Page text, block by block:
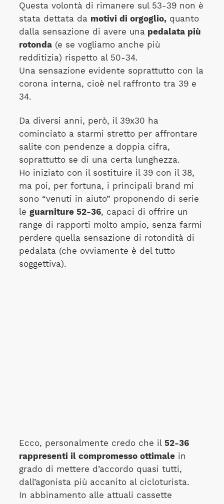
Questa volontà di rimanere sul 53-39 non è
stata dettata da motivi di orgoglio,quanto
dalla sensazione di avere una pedalata più
rotonda(e se vogliamo anche più
redditizia) rispetto al 50-34.
Una sensazione evidente soprattutto con la
corona interna, cioè nel raffronto tra 39 e
34.
Da diversi anni, però, il 39x30 ha
cominciato a starmi stretto per affrontare
salite con pendenze a doppia cifra,
soprattutto se di una certa lunghezza.
Ho iniziato con il sostituire il 39 con il 38,
ma poi, per fortuna, i principali brand mi
sono “venuti in aiuto” proponendo di serie
le guarniture 52-36, capaci di offrire un
range di rapporti molto ampio, senza farmi
perdere quella sensazione di rotondità di
pedalata (che ovviamente è del tutto
soggettiva).
Ecco, personalmente credo che il 52-36
rappresenti il compromesso ottimalein
grado di mettere d’accordo quasi tutti,
dall’agonista più accanito al cicloturista.
In abbinamento alle attuali cassette